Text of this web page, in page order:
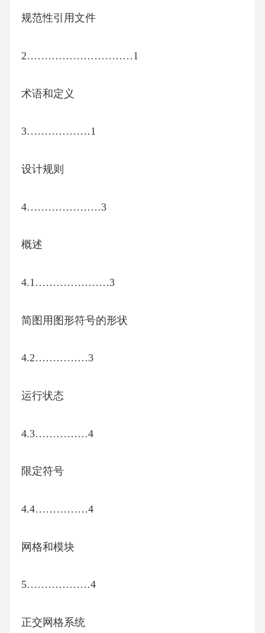
规范性引用文件
2…………………………1
术语和定义
3………………1
设计规则
4…………………3
概述
4.1…………………3
简图用图形符号的形状
4.2……………3
运行状态
4.3……………4
限定符号
4.4……………4
网格和模块
5………………4
正交网格系统